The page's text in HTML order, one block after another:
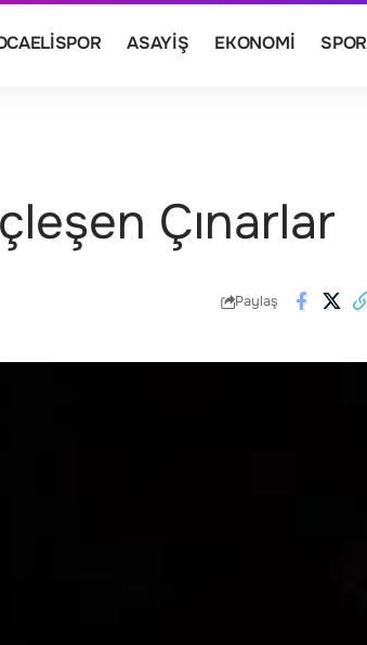
ASAYIŞ EKONOMI SPOR
Çınarlar
Paylaş